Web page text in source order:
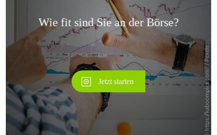
Überspringen